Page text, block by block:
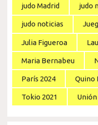
judo Madrid judo
judo noticias
Julia Figueroa
Maria Bernabeu
París 2024 Quino
Tokio 2021 Unión